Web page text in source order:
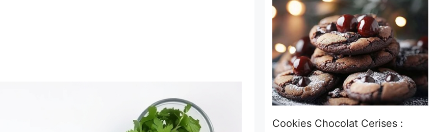
Cookies Chocolat Cerises :